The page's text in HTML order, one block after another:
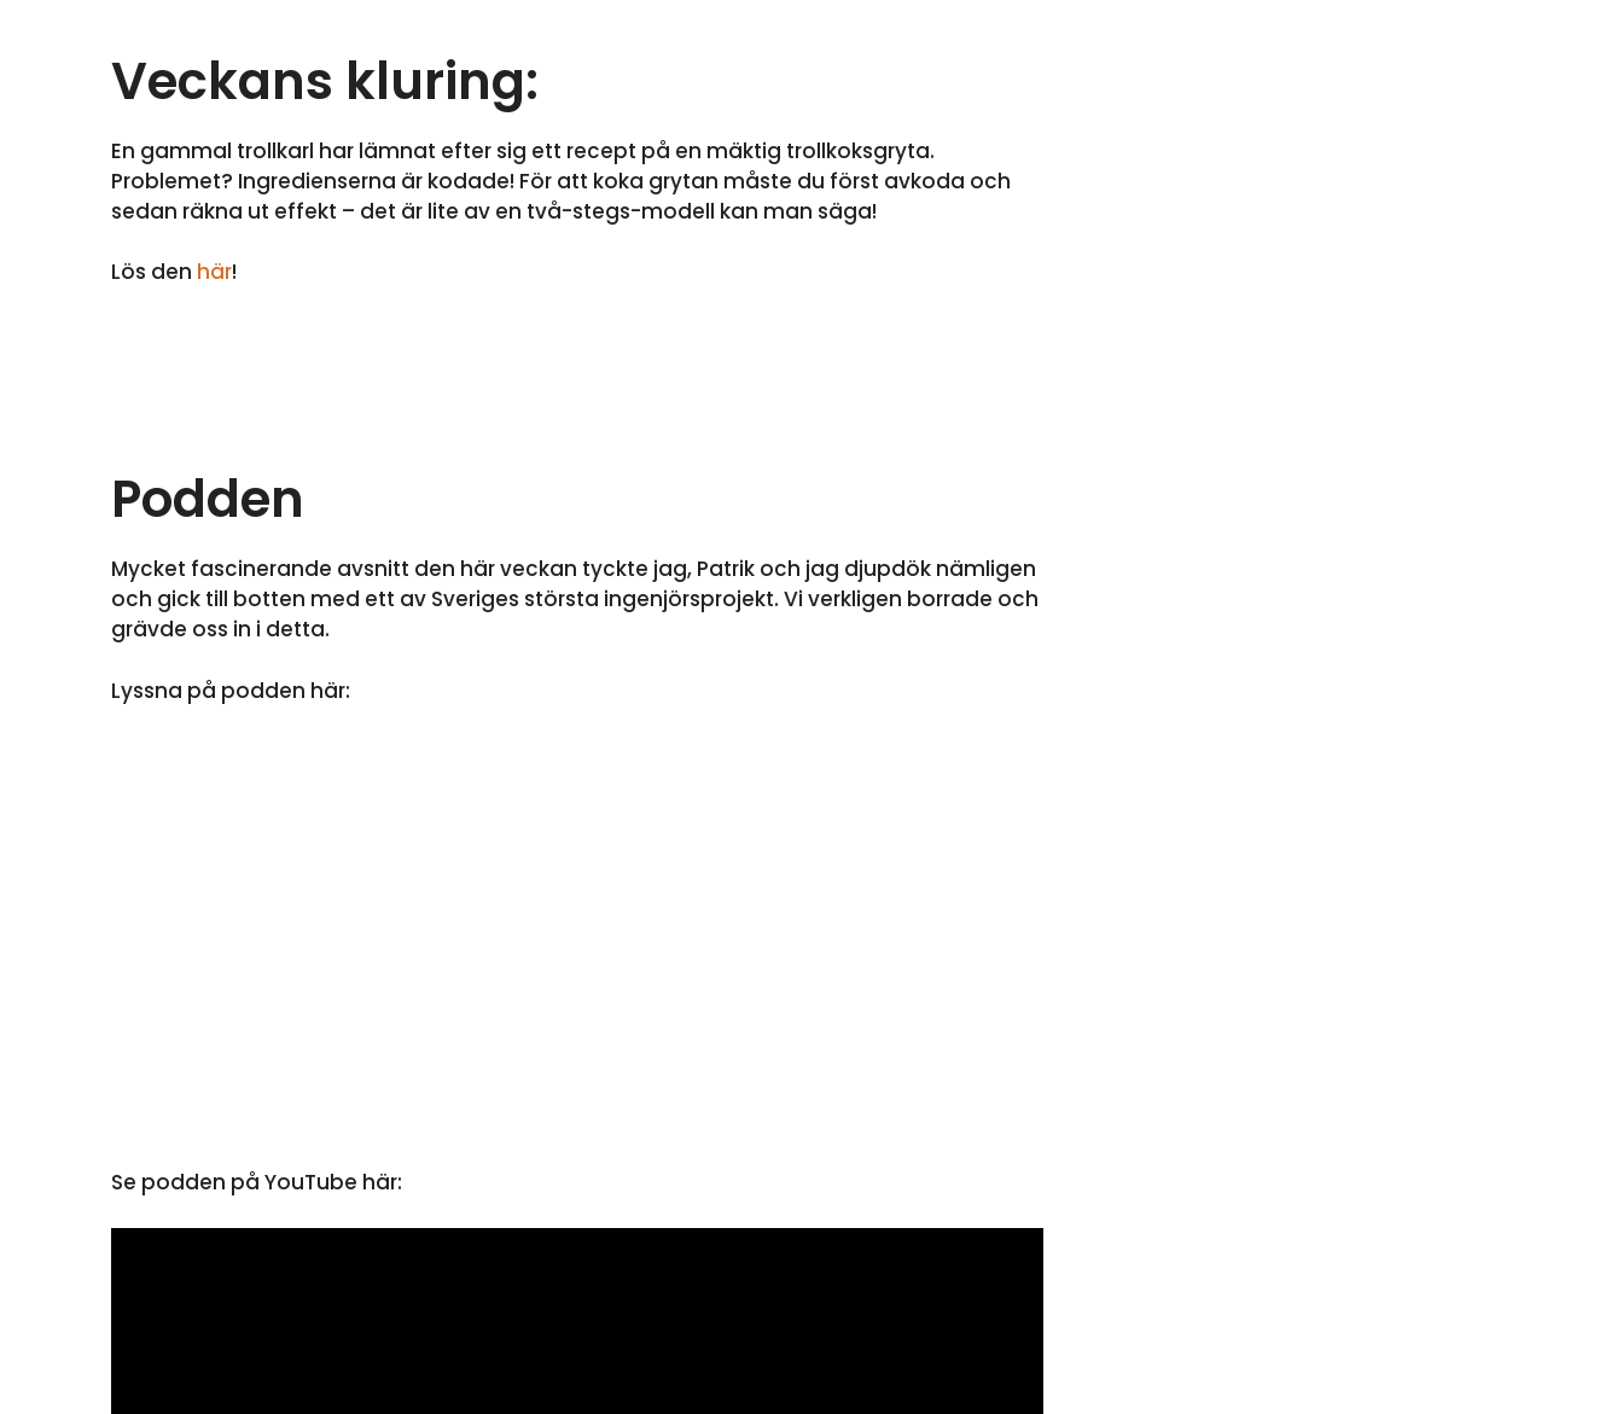
Veckans kluring:
En gammal trollkarl har lämnat efter sig ett recept på en mäktig trollkoksgryta.
Problemet? Ingredienserna är kodade! För att koka grytan måste du först avkoda och
sedan räkna ut effekt – det är lite av en två-stegs-modell kan man säga!
Lös den här!
Podden
Mycket fascinerande avsnitt den här veckan tyckte jag, Patrik och jag djupdök nämligen
och gick till botten med ett av Sveriges största ingenjörsprojekt. Vi verkligen borrade och
grävde oss in i detta.
Lyssna på podden här:
Se podden på YouTube här: